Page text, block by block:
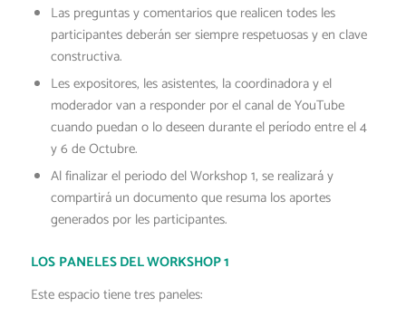
Las preguntas y comentarios que realicen todes les
participantes deberán ser siempre respetuosas y en clave
constructiva.
Les expositores, les asistentes, la coordinadora y el
moderador van a responder por el canal de YouTube
cuando puedan o lo deseen durante el período entre el 4
y 6 de Octubre.
Al finalizar el periodo del Workshop 1, se realizará y
compartirá un documento que resuma los aportes
generados por les participantes.
LOS PANELES DEL WORKSHOP 1
Este espacio tiene tres paneles: